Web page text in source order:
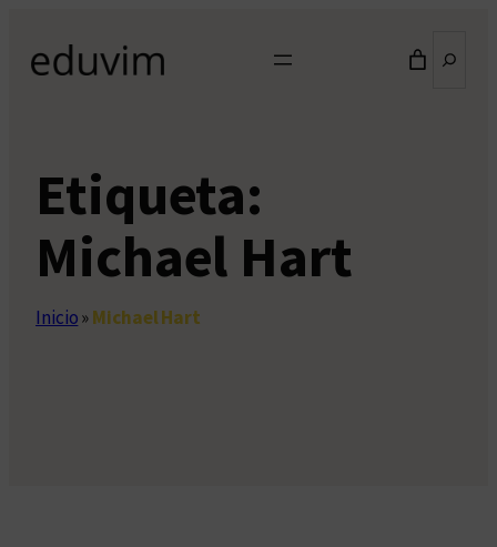
contenido
Etiqueta:
Michael Hart
Inicio»Michael Hart